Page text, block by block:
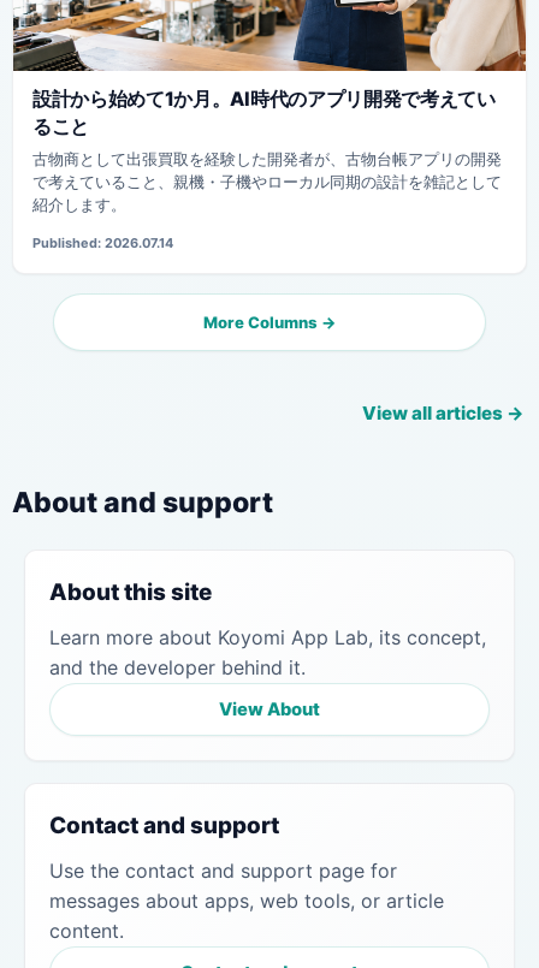
設計から始めて1か月。AI時代のアプリ開発で考えてい
ること
古物商として出張買取を経験した開発者が、古物台帳アプリの開発
で考えていること、親機・子機やローカル同期の設計を雑記として
紹介します。
Published: 2026.07.14
More Columns →
View all articles →
About and support
About this site
Learn more about Koyomi App Lab, its concept,
and the developer behind it.
View About
Contact and support
Use the contact and support page for
messages about apps, web tools, or article
content.